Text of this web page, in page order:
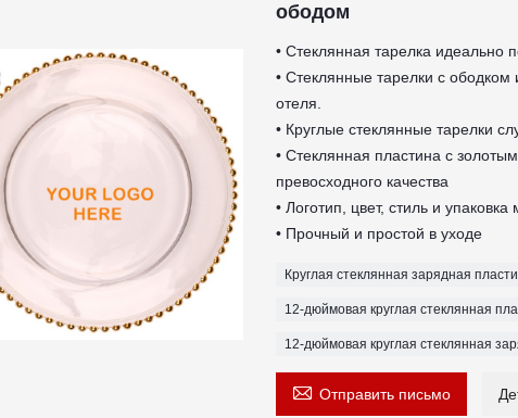
ободом
• Стеклянная тарелка идеально
• Стеклянные тарелки с ободком
отеля.
• Круглые стеклянные тарелки
• Стеклянная пластина с
превосходного качества
• Логотип, цвет, стиль и
• Прочный и простой в уходе
Круглая стеклянная зарядная
12-дюймовая круглая стеклянная
12-дюймовая круглая стеклянная
 Отправить письмо